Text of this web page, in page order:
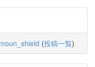
(投稿一覧)